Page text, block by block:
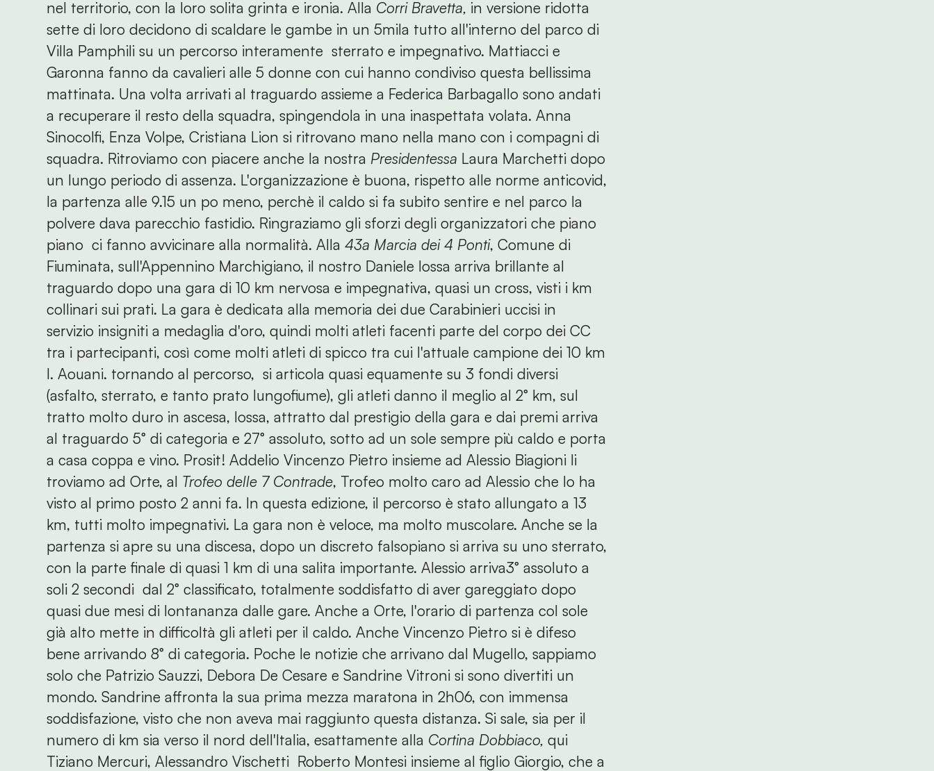
nel territorio, con la loro solita grinta e ironia. Alla Corri Bravetta, in versione ridotta
sette di loro decidono di scaldare le gambe in un 5mila tutto all'interno del parco di
Villa Pamphili su un percorso interamente sterrato e impegnativo. Mattiacci e
Garonna fanno da cavalieri alle 5 donne con cui hanno condiviso questa bellissima
mattinata. Una volta arrivati al traguardo assieme a Federica Barbagallo sono andati
a recuperare il resto della squadra, spingendola in una inaspettata volata. Anna
Sinocolfi, Enza Volpe, Cristiana Lion si ritrovano mano nella mano con i compagni di
squadra. Ritroviamo con piacere anche la nostra Presidentessa Laura Marchetti dopo
un lungo periodo di assenza. L'organizzazione è buona, rispetto alle norme anticovid,
la partenza alle 9.15 un po meno, perchè il caldo si fa subito sentire e nel parco la
polvere dava parecchio fastidio. Ringraziamo gli sforzi degli organizzatori che piano
piano ci fanno avvicinare alla normalità. Alla43a Marcia dei 4 Ponti, Comune di
Fiuminata, sull'Appennino Marchigiano, il nostro Daniele Iossa arriva brillante al
traguardo dopo una gara di 10 km nervosa e impegnativa, quasi un cross, visti i km
collinari sui prati. La gara è dedicata alla memoria dei due Carabinieri uccisi in
servizio insigniti a medaglia d'oro, quindi molti atleti facenti parte del corpo dei CC
tra i partecipanti, così come molti atleti di spicco tra cui l'attuale campione dei 10 km
I. Aouani. tornando al percorso, si articola quasi equamente su 3 fondi diversi
(asfalto, sterrato, e tanto prato lungofiume), gli atleti danno il meglio al 2° km, sul
tratto molto duro in ascesa, Iossa, attratto dal prestigio della gara e dai premi arriva
al traguardo 5° di categoria e 27° assoluto, sotto ad un sole sempre più caldo e porta
a casa coppa e vino. Prosit! Addelio Vincenzo Pietro insieme ad Alessio Biagioni li
troviamo ad Orte, al Trofeo delle 7 Contrade, Trofeo molto caro ad Alessio che lo ha
visto al primo posto 2 anni fa. In questa edizione, il percorso è stato allungato a 13
km, tutti molto impegnativi. La gara non è veloce, ma molto muscolare. Anche se la
partenza si apre su una discesa, dopo un discreto falsopiano si arriva su uno sterrato,
con la parte finale di quasi 1 km di una salita importante. Alessio arriva3° assoluto a
soli 2 secondi dal 2° classificato, totalmente soddisfatto di aver gareggiato dopo
quasi due mesi di lontananza dalle gare. Anche a Orte, l'orario di partenza col sole
già alto mette in difficoltà gli atleti per il caldo. Anche Vincenzo Pietro si è difeso
bene arrivando 8° di categoria. Poche le notizie che arrivano dal Mugello, sappiamo
solo che Patrizio Sauzzi, Debora De Cesare e Sandrine Vitroni si sono divertiti un
mondo. Sandrine affronta la sua prima mezza maratona in 2h06, con immensa
soddisfazione, visto che non aveva mai raggiunto questa distanza. Si sale, sia per il
numero di km sia verso il nord dell'Italia, esattamente alla Cortina Dobbiaco,qui
Tiziano Mercuri, Alessandro Vischetti Roberto Montesi insieme al figlio Giorgio, che a